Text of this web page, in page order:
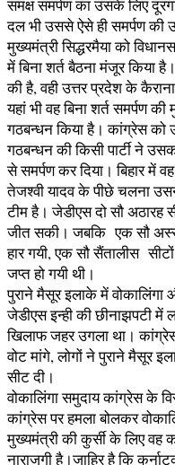
समक्ष समर्पण का उसके लिए
दल भी उससे ऐसे ही समर्पण की
मुख्यमंत्री सिद्धरमैया को
में बिना शर्त बैठना मंजूर किया
की है, वही उत्तर प्रदेश के
यहां भी वह बिना शर्त समर्पण
गठबन्धन किया है। कांग्रेस को
गठबन्धन की किसी पार्टी ने
से समर्पण कर दिया। बिहार में
तेजश्वी यादव के पीछे चलना
टीम है। जेडीएस दो सौ अठारह
जीत सकी। जबकि एक सौ अस्सी
हार गयी, एक सौ सैंतालीस
जप्त हो गयी थी।
पुराने मैसूर इलाके में
जेडीएस इन्ही की छीनाझपटी
खिलाफ जहर उगला था।
वोट मांगे, लोगों ने पुराने मैसूर
सीट दी।
वोकालिंगा समुदाय कांग्रेस के
कांग्रेस पर हमला बोलकर
मुख्यमंत्री की कुर्सी के लिए वह
नाराजगी है।जाहिर है कि